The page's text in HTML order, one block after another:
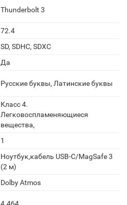
Thunderbolt 3
72.4
SD, SDHC, SDXC
Да
Русские буквы, Латинские буквы
Класс 4.
Легковоспламеняющиеся
вещества,
1
Ноутбук,кабель USB-C/MagSafe 3
(2 м)
Dolby Atmos